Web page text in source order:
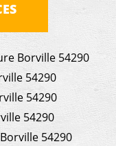
Borville 54290
54290
54290
54290
54290